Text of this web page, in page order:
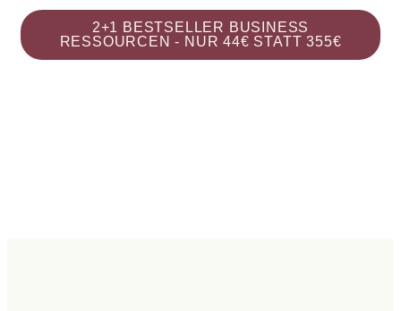
2+1 BESTSELLER BUSINESS
RESSOURCEN - NUR 44€ STATT 355€